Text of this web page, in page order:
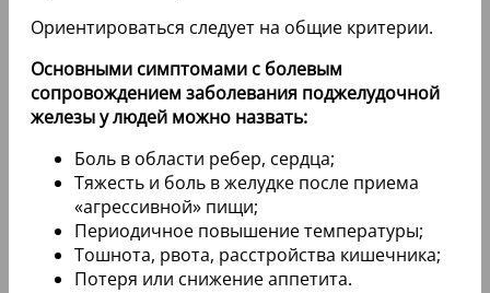
Ориентироваться следует на общие критерии.
Основными симптомами с болевым
сопровождением заболевания поджелудочной
железы у людей можно назвать:
Боль в области ребер, сердца;
Тяжесть и боль в желудке после приема
«агрессивной» пищи;
Периодичное повышение температуры;
Тошнота, рвота, расстройства кишечника;
Потеря или снижение аппетита.